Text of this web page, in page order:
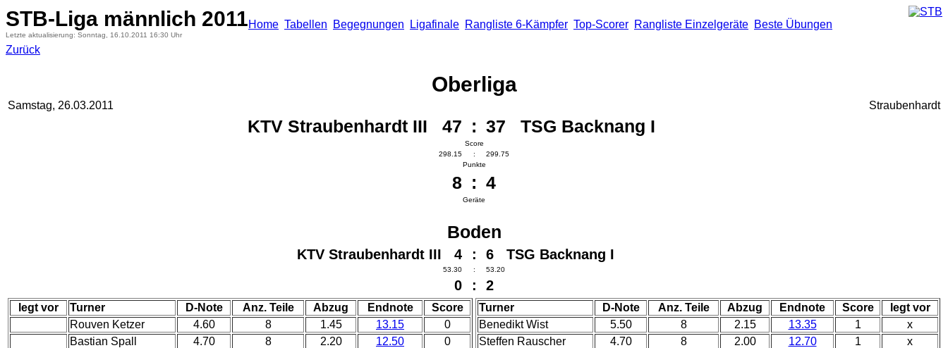
STB-Liga männlich 2011
Letzte aktualisierung: Sonntag, 16.10.2011 16:30 Uhr
Home Tabellen Begegnungen Ligafinale Rangliste 6-Kämpfer Top-Scorer Rangliste Einzelgeräte Beste Übungen
Zurück
Oberliga
Samstag, 26.03.2011 Straubenhardt
KTV Straubenhardt III 47 : 37 TSG Backnang I
Score
298.15
:
299.75
Punkte
8 : 4
Geräte
Boden
KTV Straubenhardt III 4 : 6 TSG Backnang I
53.30 : 53.20
0 : 2
legt vor Turner D-Note Anz. Teile Abzug Endnote
Score
Rouven Ketzer
4.60 8 1.45 13.15
0
Bastian Spall
4.70 8 2.20 12.50
0
Turner D-Note Anz. Teile Abzug Endnote Score
legt vor
Benedikt Wist
5.50 8 2.15 13.35 1
x
Steffen Rauscher
4.70 8 2.00 12.70 1
x